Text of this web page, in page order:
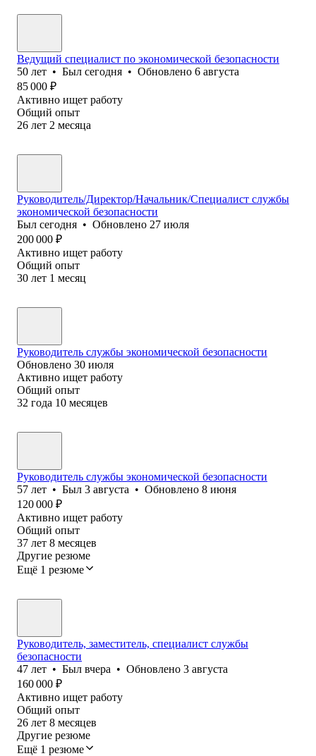
Ведущий специалист по экономической безопасности
50 лет • Был сегодня • Обновлено 6 августа
85 000 ₽
Активно ищет работу
Общий опыт
26 лет 2 месяца
Руководитель/Директор/Начальник/Специалист службы
экономической безопасности
Был сегодня • Обновлено 27 июля
200 000 ₽
Активно ищет работу
Общий опыт
30 лет 1 месяц
Руководитель службы экономической безопасности
Обновлено 30 июля
Активно ищет работу
Общий опыт
32 года 10 месяцев
Руководитель службы экономической безопасности
57 лет • Был 3 августа • Обновлено 8 июня
120 000 ₽
Активно ищет работу
Общий опыт
37 лет 8 месяцев
Другие резюме
Ещё 1 резюме
Руководитель, заместитель, специалист службы
безопасности
47 лет • Был вчера • Обновлено 3 августа
160 000 ₽
Активно ищет работу
Общий опыт
26 лет 8 месяцев
Другие резюме
Ещё 1 резюме